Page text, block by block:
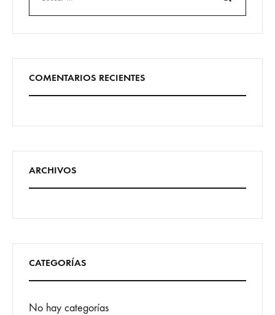
Buscar
COMENTARIOS RECIENTES
ARCHIVOS
CATEGORÍAS
No hay categorías